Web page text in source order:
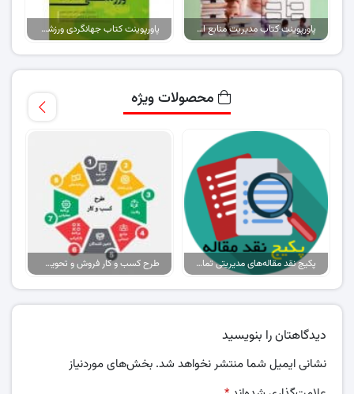
پاورپوینت کتاب مدیریت منابع انسانی (تمامی فصول) پاورپوینت کتاب جهانگردی ورزشی (تمام فصول)
محصولات ویژه
پکیج نقد مقاله‌های مدیریتی تمام گرایش‌ها طرح کسب و کار فروش و تحویل پیتزا در ایران
دیدگاهتان را بنویسید
نشانی ایمیل شما منتشر نخواهد شد. بخش‌های موردنیاز